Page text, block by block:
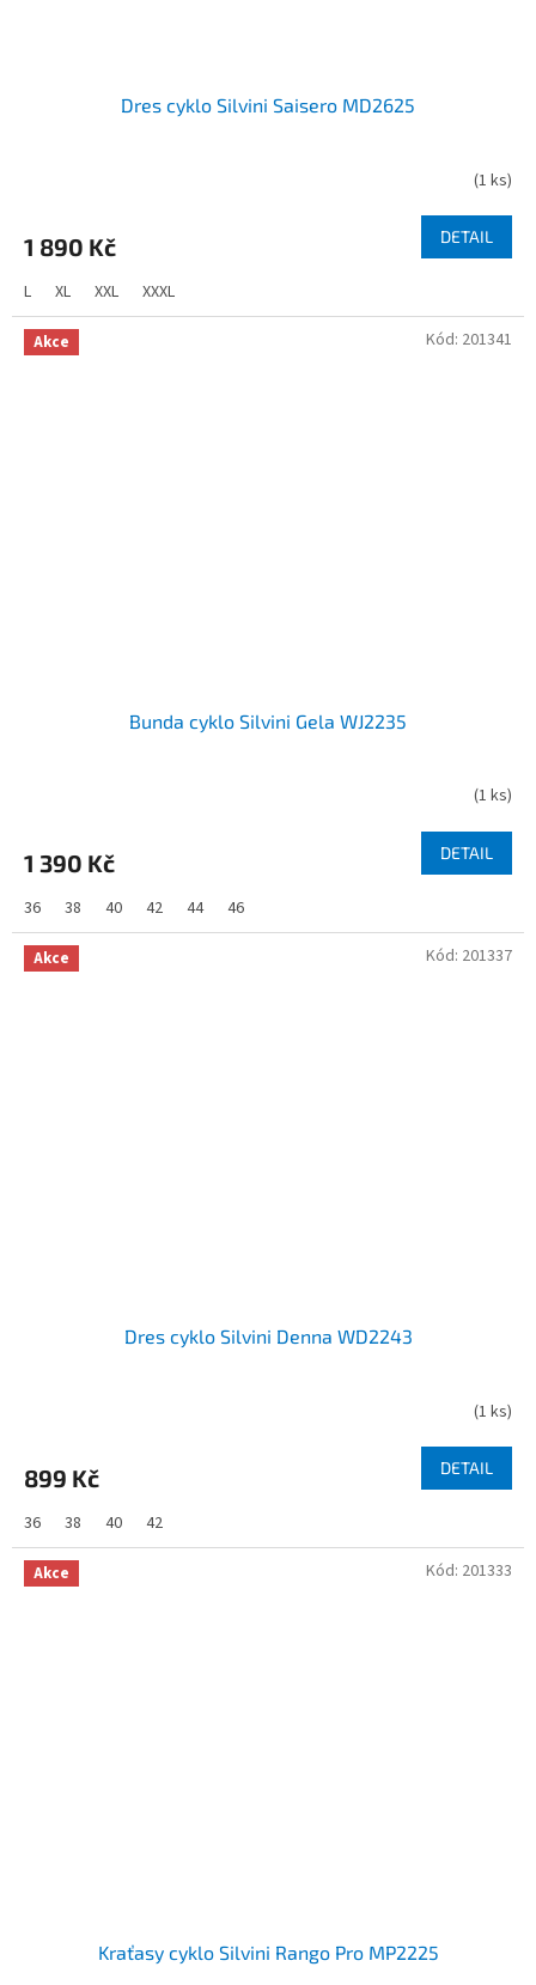
Dres cyklo Silvini Saisero MD2625
(1 ks)
1 890 Kč DETAIL
L XL XXL XXXL
Akce
Bunda cyklo Silvini Gela WJ2235
(1 ks)
1 390 Kč DETAIL
36 38 40 42 44 46
Kód: 201341
Akce
Dres cyklo Silvini Denna WD2243
(1 ks)
899 Kč DETAIL
36 38 40 42
Kód: 201337
Akce
Kraťasy cyklo Silvini Rango Pro MP2225
Kód: 201333